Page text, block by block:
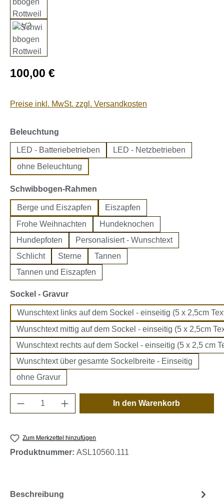
Regulärer Preis:
100,00 €
Preise inkl. MwSt. zzgl. Versandkosten
Beleuchtung
LED - Batteriebetrieben
LED - Netzbetrieben
ohne Beleuchtung
Schwibbogen-Rahmen
Berge und Eiszapfen
Eiszapfen
Frohe Weihnachten
Hundeknochen
Hundepfoten
Personalisiert - Wunschtext
Schlicht
Sterne
Tannen
Tannen und Eiszapfen
Sockel - Gravurauswählen
Wunschtext links auf dem Sockel - einseitig (5 x 2,5cm
Wunschtext mittig auf dem Sockel - einseitig (5 x 2,5cm
Wunschtext rechts auf dem Sockel - einseitig (5 x 2,5 cm
Wunschtext über gesamte Sockelbreite - Einseitig
ohne Gravur
Produkt Anzahl: Gib den gewünschten
In den Warenkorb
Zum Merkzettel hinzufügen
Produktnummer: ASL10560.111
Beschreibung